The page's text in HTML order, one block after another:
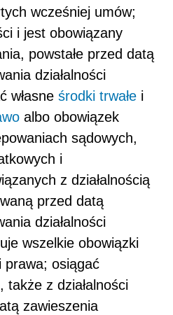
wcześniej umów;
i jest obowiązany
powstałe przed datą
działalności
własne środki trwałe i
albo obowiązek
sądowych,
i
z działalnością
przed datą
działalności
wszelkie obowiązki
prawa; osiągać
także z działalności
zawieszenia